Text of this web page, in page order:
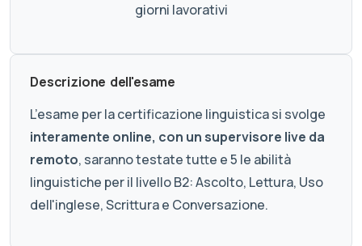
giorni lavorativi
Descrizione dell'esame
L’esame per la certificazione linguistica si svolge
interamente online, con un supervisore live da
remoto, saranno testate tutte e 5 le abilità
linguistiche per il livello B2: Ascolto, Lettura, Uso
dell'inglese, Scrittura e Conversazione.